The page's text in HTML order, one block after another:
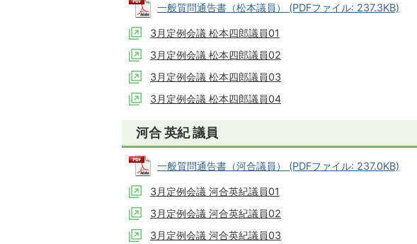
一般質問通告書（松本議員） (PDFファイル: 237.3KB)
3月定例会議 松本四郎議員01
3月定例会議 松本四郎議員02
3月定例会議 松本四郎議員03
3月定例会議 松本四郎議員04
河合 英紀 議員
一般質問通告書（河合議員） (PDFファイル: 237.0KB)
3月定例会議 河合英紀議員01
3月定例会議 河合英紀議員02
3月定例会議 河合英紀議員03